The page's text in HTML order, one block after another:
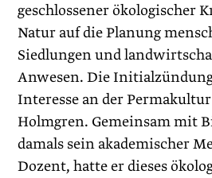
geschlossener ökologischer
Natur auf die Planung
Siedlungen und
Anwesen. Die
Interesse an der
Holmgren. Gemeinsam mit
damals sein akademischer
Dozent, hatte er dieses